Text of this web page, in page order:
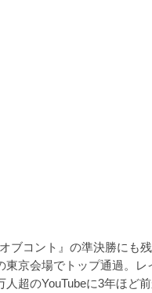
ブコント』の準決勝にも
東京会場でトップ通過。レ
人超のYouTubeに3年ほど